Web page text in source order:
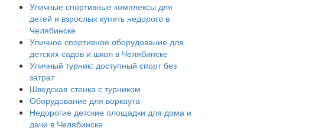
Уличные спортивные комплексы для
детей и взрослых купить недорого в
Челябинске
Уличное спортивное оборудование для
детских садов и школ в Челябинске
Уличный турник: доступный спорт без
затрат
Шведская стенка с турником
Оборудование для воркаута
Недорогие детские площадки для дома и
дачи в Челябинске